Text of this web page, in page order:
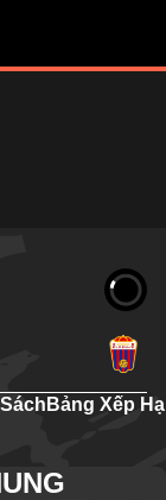
Bảng Xếp